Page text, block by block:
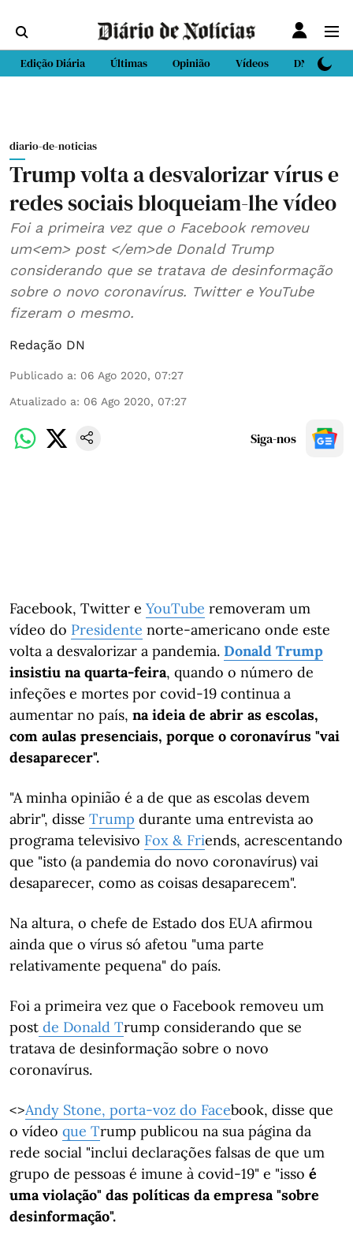
Edição Diária Últimas Opinião Vídeos DN Sport
diario-de-noticias
Trump volta a desvalorizar vírus e
redes sociais bloqueiam-lhe vídeo
Foi a primeira vez que o Facebook removeu
um<em> post </em>de Donald Trump
considerando que se tratava de desinformação
sobre o novo coronavírus. Twitter e YouTube
fizeram o mesmo.
Redação DN
Publicado a: 06 Ago 2020, 07:27
Atualizado a: 06 Ago 2020, 07:27
Siga-nos
Facebook, Twitter e YouTube removeram um
vídeo do Presidente norte-americano onde este
volta a desvalorizar a pandemia. Donald Trump
insistiu na quarta-feira, quando o número de
infeções e mortes por covid-19 continua a
aumentar no país, na ideia de abrir as escolas,
com aulas presenciais, porque o coronavírus "vai
desaparecer".
"A minha opinião é a de que as escolas devem
abrir", disse Trump durante uma entrevista ao
programa televisivo Fox & Friends, acrescentando
que "isto (a pandemia do novo coronavírus) vai
desaparecer, como as coisas desaparecem".
Na altura, o chefe de Estado dos EUA afirmou
ainda que o vírus só afetou "uma parte
relativamente pequena" do país.
Foi a primeira vez que o Facebook removeu um
post de Donald Trump considerando que se
tratava de desinformação sobre o novo
coronavírus.
<>Andy Stone, porta-voz do Facebook, disse que
o vídeo que Trump publicou na sua página da
rede social "inclui declarações falsas de que um
grupo de pessoas é imune à covid-19" e "isso é
uma violação" das políticas da empresa "sobre
desinformação".